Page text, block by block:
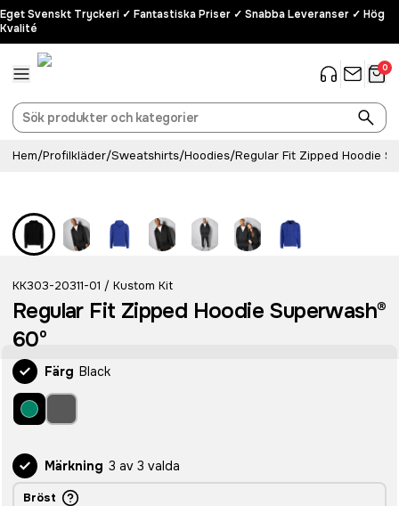
Eget Svenskt Tryckeri ✓ Fantastiska Priser ✓ Snabba Leveranser ✓ Hög
Kvalité
0
Hem/Profilkläder/Sweatshirts/Hoodies/Regular Fit Zipped Hoodie
KK303-20311-01 / Kustom Kit
Regular Fit Zipped Hoodie Superwash®
60º
Färg Black
Märkning 3 av 3 valda
Bröst